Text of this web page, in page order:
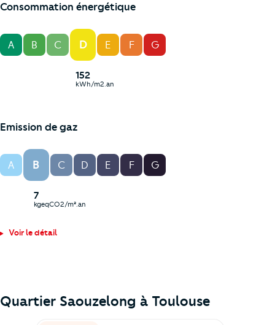
Consommation énergétique
A B C D
152
kWh/m2.an
E F G
Emission de gaz
A B
7
kgeqCO2/m².an
C D E F G
Voir le détail
Quartier Saouzelong à Toulouse